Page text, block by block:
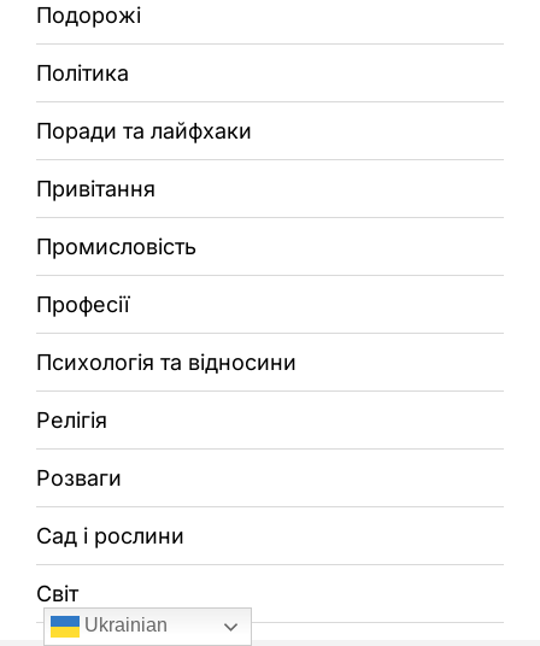
Подорожі
Політика
Поради та лайфхаки
Привітання
Промисловість
Професії
Психологія та відносини
Релігія
Розваги
Сад і рослини
Світ
Ukrainian